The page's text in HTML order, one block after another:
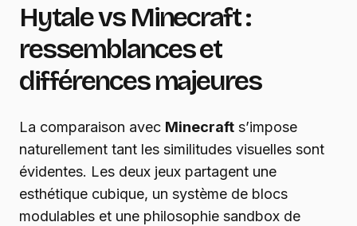
Hytale vs Minecraft :
ressemblances et
différences majeures
La comparaison avec Minecraft s’impose
naturellement tant les similitudes visuelles sont
évidentes. Les deux jeux partagent une
esthétique cubique, un système de blocs
modulables et une philosophie sandbox de